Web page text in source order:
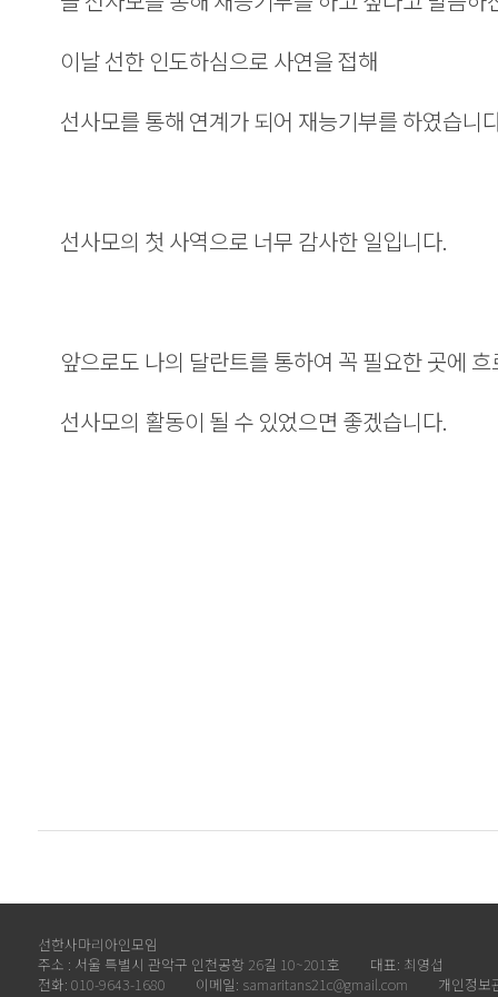
이날 선한 인도하심으로 사연을 접해
선사모를 통해 연계가 되어 재능기부를 하였습니
선사모의 첫 사역으로 너무 감사한 일입니다.
앞으로도 나의 달란트를 통하여 꼭 필요한 곳에
선사모의 활동이 될 수 있었으면 좋겠습니다.
선한사마리아인모임
주소 : 서울 특별시 관악구 인천공항 26길 10~201호
대표: 최영섭
전화: 010-9643-1680
이메일: samaritans21c@gmail.com
개인정보